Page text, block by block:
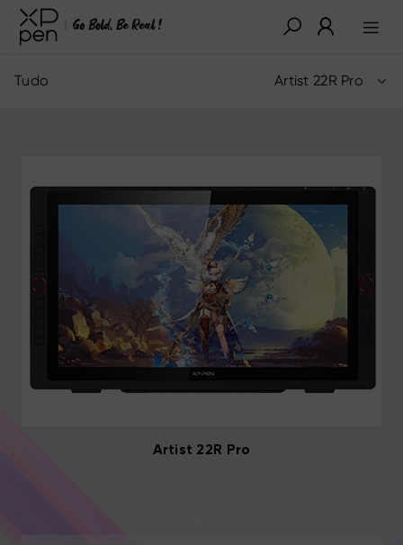
Tudo Artist 22R Pro
Artist 22R Pro